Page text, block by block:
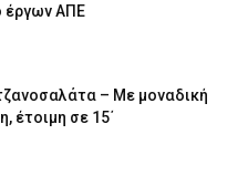
έργων ΑΠΕ
– Με μοναδική
έτοιμη σε 15΄